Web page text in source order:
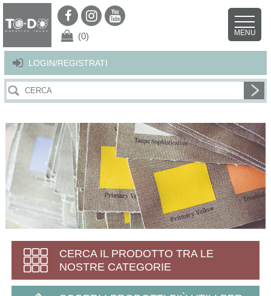
Per offrirti il miglior servizio possibile questo sito utilizza i cookies.
Continuando la navigazione nel sito autorizzi l’uso dei cookies. Per ulteriori
LOGIN/REGISTRATI
(0) MENU
CERCA IL PRODOTTO TRA LE
NOSTRE CATEGORIE